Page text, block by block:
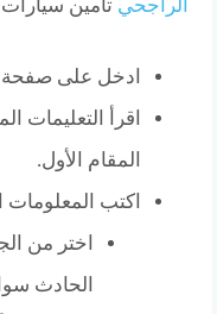
الراجحي تأمين سيارات
ادخل على صفحة
اقرأ التعليمات
المقام الأول.
اكتب
اختر من
الحادث